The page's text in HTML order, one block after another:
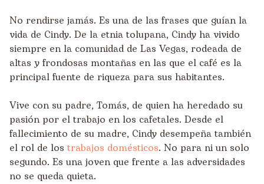
No rendirse jamás. Es una de las frases que guían la
vida de Cindy. De la etnia tolupana, Cindy ha vivido
siempre en la comunidad de Las Vegas, rodeada de
altas y frondosas montañas en las que el café es la
principal fuente de riqueza para sus habitantes.
Vive con su padre, Tomás, de quien ha heredado su
pasión por el trabajo en los cafetales. Desde el
fallecimiento de su madre, Cindy desempeña también
el rol de los trabajos domésticos. No para ni un solo
segundo. Es una joven que frente a las adversidades
no se queda quieta.